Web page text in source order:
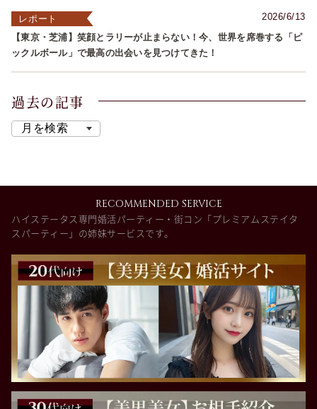
2026/6/13
レポート
【東京・芝浦】笑顔とラリーが止まらない！今、世界を席巻する「ピ
ックルボール」で最高の出会いを見つけてきた！
過去の記事
RECOMMENDED SERVICE
ハイステータス専門婚活パーティー・街コン「プレミアムステイタ
スパーティー」の姉妹サービスです。